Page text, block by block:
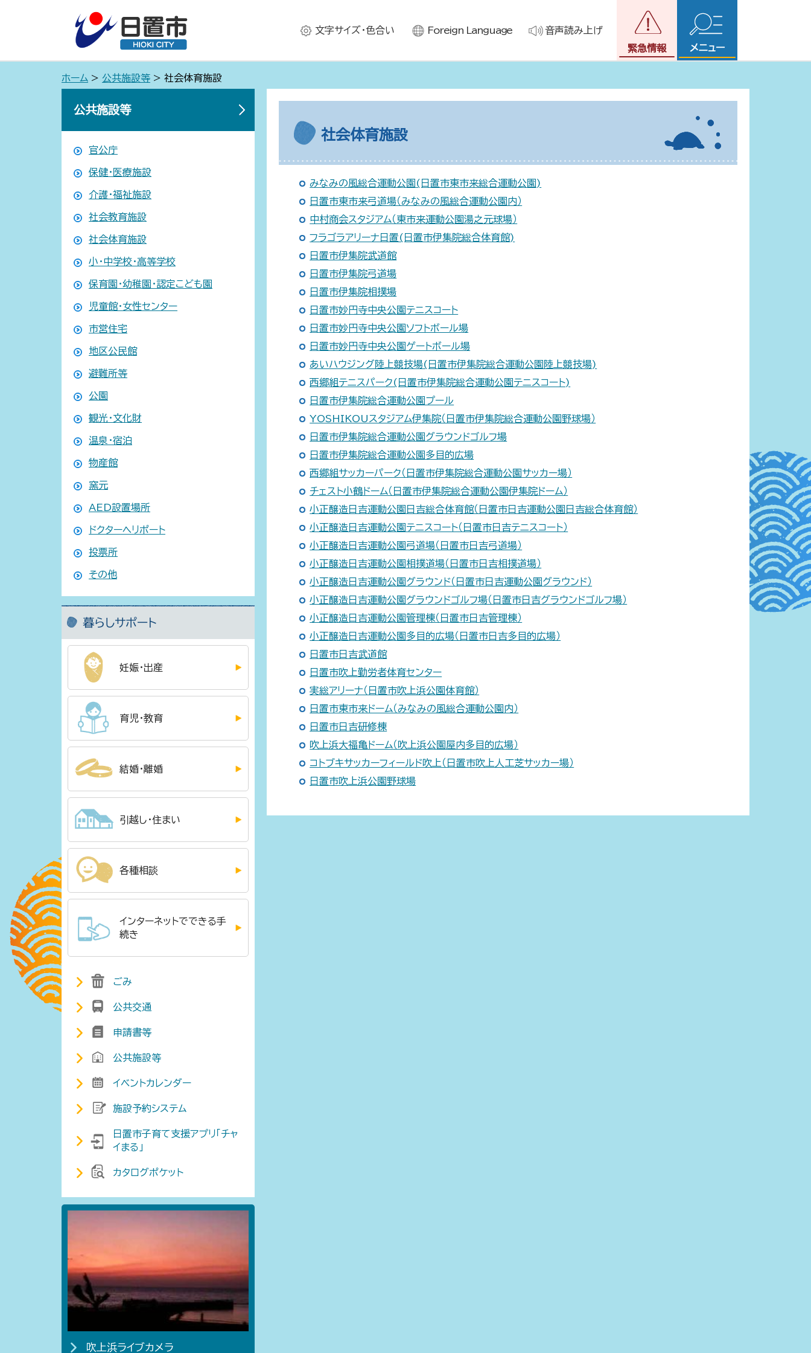
文字サイズ・色合い Foreign Language
音声読み上げ
緊急情報
メニュー
ホーム > 公共施設等 > 社会体育施設
公共施設等
官公庁
保健・医療施設
介護・福祉施設
社会教育施設
社会体育施設
小・中学校・高等学校
保育園・幼稚園・認定こども園
児童館・女性センター
市営住宅
地区公民館
避難所等
公園
観光・文化財
温泉・宿泊
物産館
窯元
AED設置場所
ドクターヘリポート
投票所
その他
暮らしサポート
妊娠・出産
育児・教育
結婚・離婚
引越し・住まい
各種相談
インターネットでできる手
続き
ごみ
公共交通
申請書等
公共施設等
イベントカレンダー
施設予約システム
日置市子育て支援アプリ「チャ
イまる」
カタログポケット
吹上浜ライブカメラ
社会体育施設
みなみの風総合運動公園(日置市東市来総合運動公園)
日置市東市来弓道場（みなみの風総合運動公園内）
中村商会スタジアム（東市来運動公園湯之元球場）
フラゴラアリーナ日置(日置市伊集院総合体育館)
日置市伊集院武道館
日置市伊集院弓道場
日置市伊集院相撲場
日置市妙円寺中央公園テニスコート
日置市妙円寺中央公園ソフトボール場
日置市妙円寺中央公園ゲートボール場
あいハウジング陸上競技場(日置市伊集院総合運動公園陸上競技場)
西郷組テニスパーク(日置市伊集院総合運動公園テニスコート)
日置市伊集院総合運動公園プール
YOSHIKOUスタジアム伊集院（日置市伊集院総合運動公園野球場）
日置市伊集院総合運動公園グラウンドゴルフ場
日置市伊集院総合運動公園多目的広場
西郷組サッカーパーク（日置市伊集院総合運動公園サッカー場）
チェスト小鶴ドーム（日置市伊集院総合運動公園伊集院ドーム）
小正醸造日吉運動公園日吉総合体育館（日置市日吉運動公園日吉総合体育館）
小正醸造日吉運動公園テニスコート（日置市日吉テニスコート）
小正醸造日吉運動公園弓道場（日置市日吉弓道場）
小正醸造日吉運動公園相撲道場（日置市日吉相撲道場）
小正醸造日吉運動公園グラウンド（日置市日吉運動公園グラウンド）
小正醸造日吉運動公園グラウンドゴルフ場（日置市日吉グラウンドゴルフ場）
小正醸造日吉運動公園管理棟（日置市日吉管理棟）
小正醸造日吉運動公園多目的広場（日置市日吉多目的広場）
日置市日吉武道館
日置市吹上勤労者体育センター
実総アリーナ（日置市吹上浜公園体育館）
日置市東市来ドーム（みなみの風総合運動公園内）
日置市日吉研修棟
吹上浜大福亀ドーム（吹上浜公園屋内多目的広場）
コトブキサッカーフィールド吹上（日置市吹上人工芝サッカー場）
日置市吹上浜公園野球場